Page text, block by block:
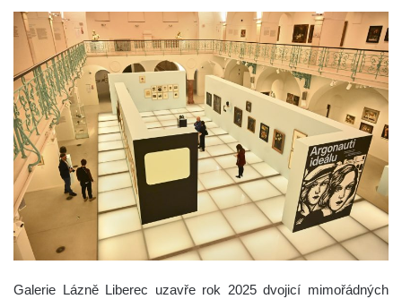
Galerie Lázně Liberec uzavře rok 2025 dvojicí mimořádných